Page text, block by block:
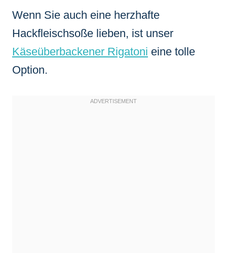
Wenn Sie auch eine herzhafte
Hackfleischsoße lieben, ist unser
Käseüberbackener Rigatoni eine tolle
Option.